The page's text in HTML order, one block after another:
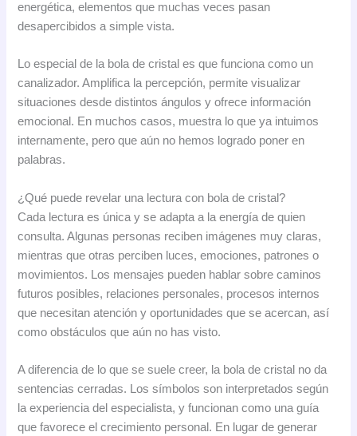
energética, elementos que muchas veces pasan
desapercibidos a simple vista.
Lo especial de la bola de cristal es que funciona como un
canalizador. Amplifica la percepción, permite visualizar
situaciones desde distintos ángulos y ofrece información
emocional. En muchos casos, muestra lo que ya intuimos
internamente, pero que aún no hemos logrado poner en
palabras.
¿Qué puede revelar una lectura con bola de cristal?
Cada lectura es única y se adapta a la energía de quien
consulta. Algunas personas reciben imágenes muy claras,
mientras que otras perciben luces, emociones, patrones o
movimientos. Los mensajes pueden hablar sobre caminos
futuros posibles, relaciones personales, procesos internos
que necesitan atención y oportunidades que se acercan, así
como obstáculos que aún no has visto.
A diferencia de lo que se suele creer, la bola de cristal no da
sentencias cerradas. Los símbolos son interpretados según
la experiencia del especialista, y funcionan como una guía
que favorece el crecimiento personal. En lugar de generar